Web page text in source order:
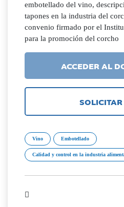
embotellado del vino,
tapones en la industria del
convenio firmado por el
para la promoción del corcho
ACCEDER AL
Vino Embotellado
Calidad y control en la industria